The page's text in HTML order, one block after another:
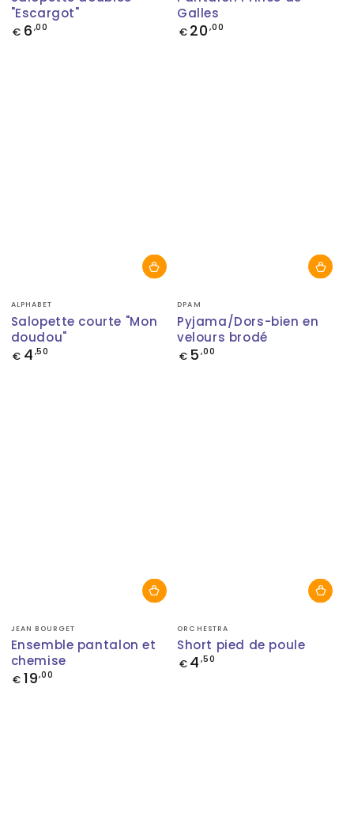
"Escargot"
Prix
€ 6 ,00
Galles
Prix
€ 20 ,00
Fournisseur:
ALPHABET
Salopette courte "Mon
doudou"
Prix
€ 4 ,50
Fournisseur:
DPAM
Pyjama/Dors-bien en
velours brodé
Prix
€ 5 ,00
Fournisseur:
JEAN BOURGET
Ensemble pantalon et
chemise
Prix
€ 19,00
Fournisseur:
ORCHESTRA
Short pied de poule
Prix
€ 4 ,50